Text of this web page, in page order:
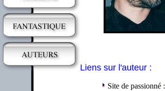
Liens sur l'auteur :
Site de passionné :